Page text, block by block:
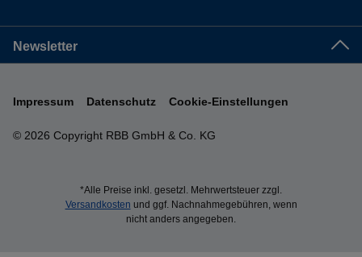
Newsletter
© 2026 Copyright RBB GmbH & Co. KG
Impressum Datenschutz Cookie-Einstellungen
*Alle Preise inkl. gesetzl. Mehrwertsteuer zzgl.
Versandkosten und ggf. Nachnahmegebühren, wenn
nicht anders angegeben.